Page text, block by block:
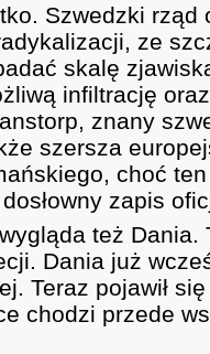
Szwedzki rząd
ze
skalę
infiltrację
znany
szersza
choć
zapis
też
Dania już
Teraz pojawił
chodzi przede